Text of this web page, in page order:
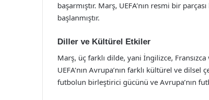
başarmıştır. Marş, UEFA’nın resmi bir
başlanmıştır.
Diller ve Kültürel Etkiler
Marş, üç farklı dilde, yani İngilizce,
UEFA’nın Avrupa’nın farklı kültürel ve dilsel
futbolun birleştirici gücünü ve Avrupa’nın